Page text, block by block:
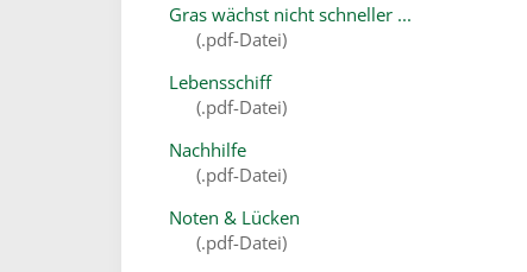
Gras wächst nicht schneller ...
(.pdf-Datei)
Lebensschiff
(.pdf-Datei)
Nachhilfe
(.pdf-Datei)
Noten & Lücken
(.pdf-Datei)